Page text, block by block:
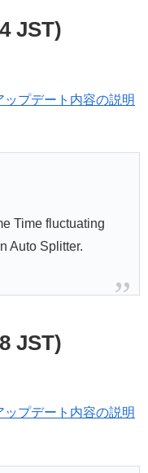
JST)
ップデート内容の説明
Time fluctuating
Auto Splitter.
JST)
ップデート内容の説明